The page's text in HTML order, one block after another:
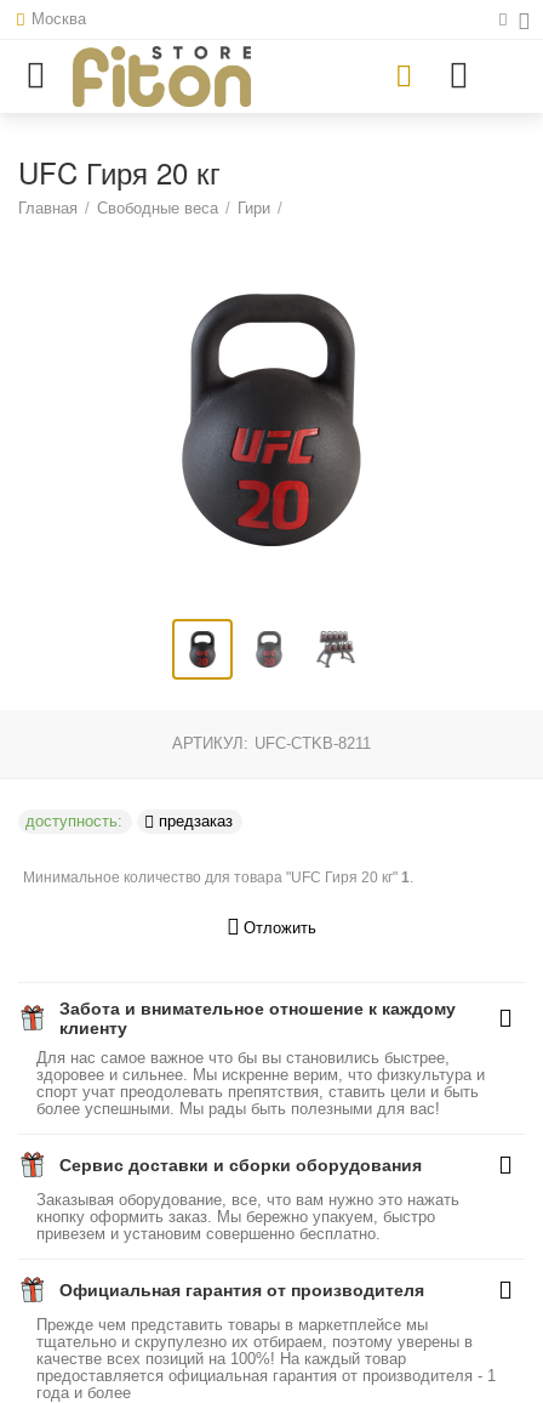
Москва
UFC Гиря 20 кг
Главная / Свободные веса / Гири /
АРТИКУЛ: UFC-CTKB-8211
доступность: предзаказ
Минимальное количество для товара "UFC Гиря 20 кг"1.
Отложить
Забота и внимательное отношение к каждому
клиенту
Для нас самое важное что бы вы становились быстрее,
здоровее и сильнее. Мы искренне верим, что физкультура и
спорт учат преодолевать препятствия, ставить цели и быть
более успешными. Мы рады быть полезными для вас!
Сервис доставки и сборки оборудования
Заказывая оборудование, все, что вам нужно это нажать
кнопку оформить заказ. Мы бережно упакуем, быстро
привезем и установим совершенно бесплатно.
Официальная гарантия от производителя
Прежде чем представить товары в маркетплейсе мы
тщательно и скрупулезно их отбираем, поэтому уверены в
качестве всех позиций на 100%! На каждый товар
предоставляется официальная гарантия от производителя - 1
года и более